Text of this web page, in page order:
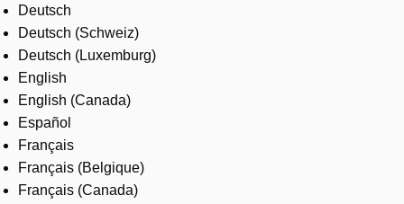
About us
Where to buy
Contact us
Careers
Deutsch
Deutsch (Schweiz)
Deutsch (Luxemburg)
English
English (Canada)
Español
Français
Français (Belgique)
Français (Canada)